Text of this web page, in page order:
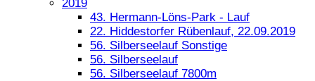
2019
43. Hermann-Löns-Park - Lauf
22. Hiddestorfer Rübenlauf, 22.09.2019
56. Silberseelauf Sonstige
56. Silberseelauf
56. Silberseelauf 7800m